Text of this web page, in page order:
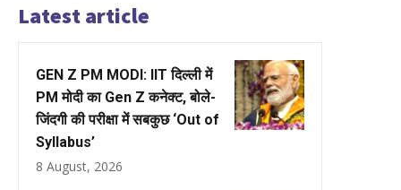
Latest article
GEN Z PM MODI: IIT दिल्ली में
PM मोदी का Gen Z कनेक्ट, बोले-
जिंदगी की परीक्षा में सबकुछ ‘Out of
Syllabus’
8 August, 2026